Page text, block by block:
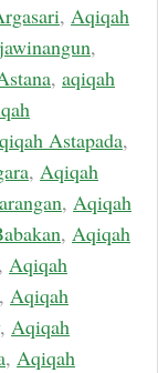
, Aqiqah
,
, aqiqah
Astapada,
, Aqiqah
, Aqiqah
, Aqiqah
, Aqiqah
, Aqiqah
, Aqiqah
, Aqiqah